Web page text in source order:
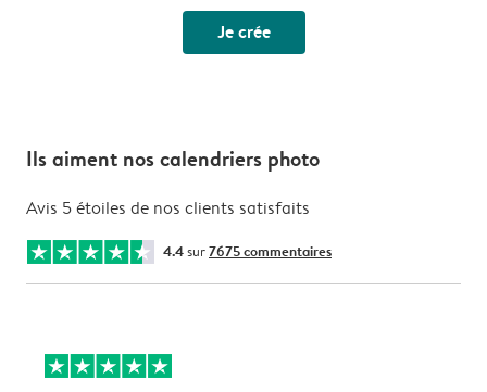
Je crée
Ils aiment nos calendriers photo
Avis 5 étoiles de nos clients satisfaits
4.4sur7675 commentaires